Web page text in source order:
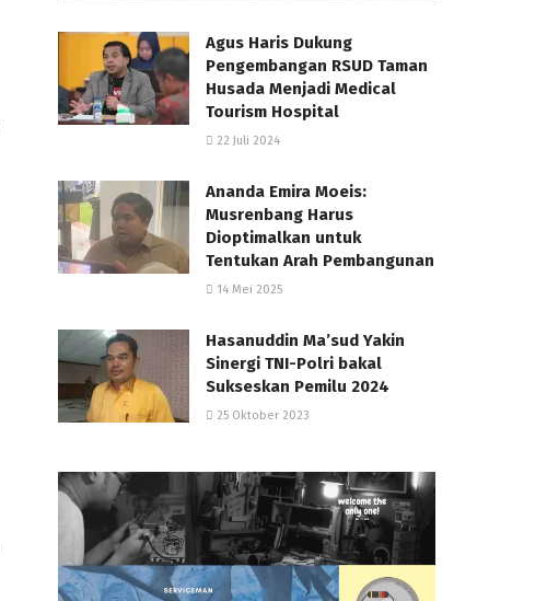
Agus Haris Dukung
Pengembangan RSUD Taman
Husada Menjadi Medical
Tourism Hospital
22 Juli 2024
Ananda Emira Moeis:
Musrenbang Harus
Dioptimalkan untuk
Tentukan Arah Pembangunan
14 Mei 2025
Hasanuddin Ma’sud Yakin
Sinergi TNI-Polri bakal
Sukseskan Pemilu 2024
25 Oktober 2023